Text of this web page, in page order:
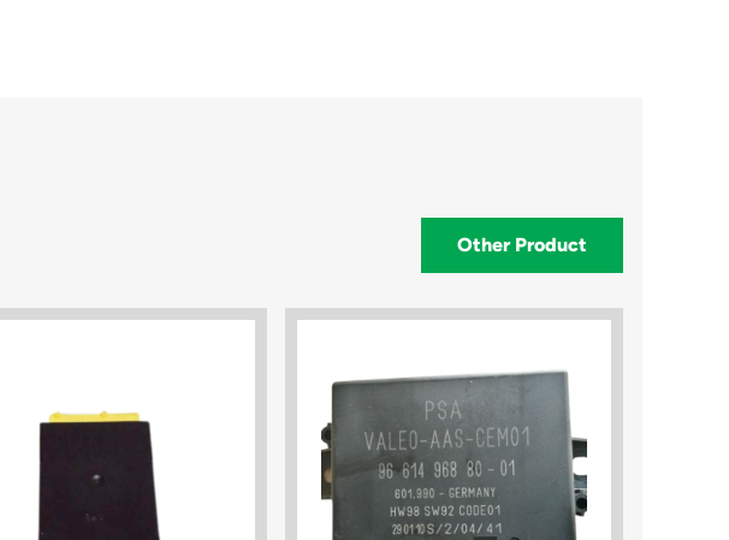
Other Product